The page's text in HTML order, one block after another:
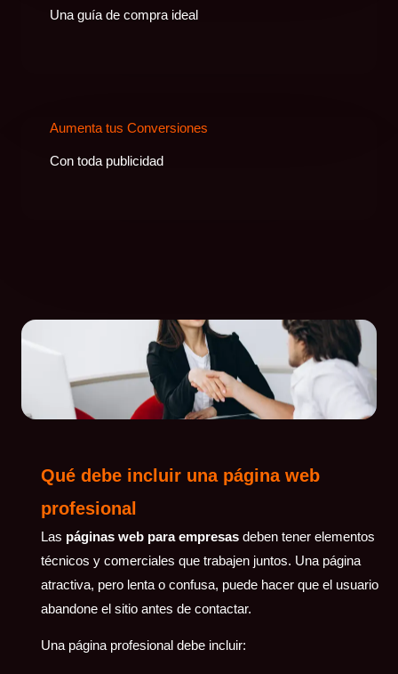
Una guía de compra ideal
Aumenta tus Conversiones
Con toda publicidad
Qué debe incluir una página web
profesional
Las páginas web para empresasdeben tener elementos
técnicos y comerciales que trabajen juntos. Una página
atractiva, pero lenta o confusa, puede hacer que el usuario
abandone el sitio antes de contactar.
Una página profesional debe incluir: